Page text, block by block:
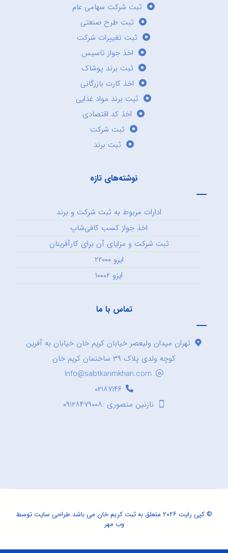
ثبت شرکت سهامی عام
ثبت طرح صنعتی
ثبت تغییرات شرکت
اخذ جواز تاسیس
ثبت برند پوشاک
اخذ کارت بازرگانی
ثبت برند مواد غذایی
اخذ کد اقتصادی
ثبت شرکت
ثبت برند
نوشته‌های تازه
ادارات مربوط به ثبت شرکت و برند
اخذ جواز کسب کافی‌شاپ
ثبت شرکت و مزایای آن برای کارآفرینان
ایزو ۲۲۰۰۰
ایزو ۱۰۰۰۲
تماس با ما
تهران میدان ولیعصر خیابان کریم خان خیابان به آفرین
کوچه ولدی پلاک ۳۹ ساختمان کریم خان
Info@sabtkarimkhan.com
۰۲۱۸۷۱۴۶
نازنین منصوری :۰۹۱۲۸۴۷۹۰۰۸
© کپی رایت ۲۰۲۶ متعلق به ثبت کریم خان می باشد. طراحی سایتتوسط
وب مهر